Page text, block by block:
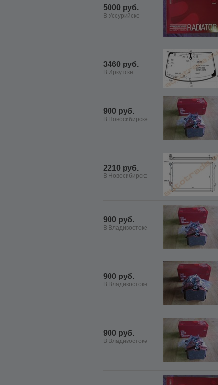
5000 руб.
В Уссурийске
3460 руб.
В Иркутске
900 руб.
В Новосибирске
2210 руб.
В Новосибирске
900 руб.
В Владивостоке
900 руб.
В Владивостоке
900 руб.
В Владивостоке